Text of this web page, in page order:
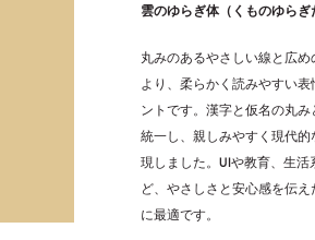
雲のゆらぎ体（くものゆらぎ
丸みのあるやさしい線と広め
より、柔らかく読みやすい表
ントです。漢字と仮名の丸み
統一し、親しみやすく現代的
現しました。UIや教育、生活
ど、やさしさと安心感を伝え
に最適です。